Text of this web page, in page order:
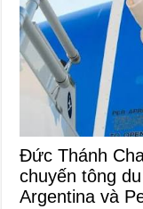
Đức Thánh
chuyến tông
Argentina và